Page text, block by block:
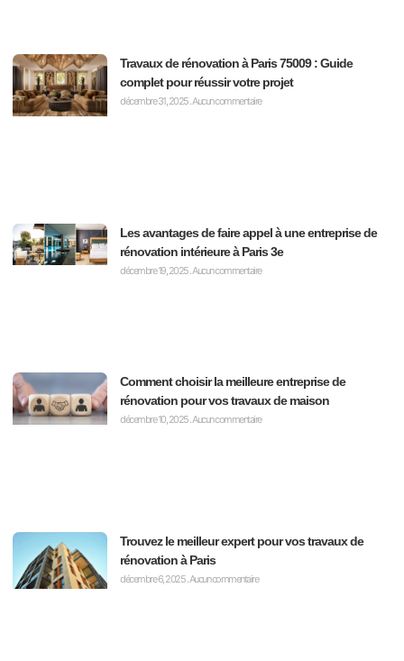
Travaux de rénovation à Paris 75009 : Guide
complet pour réussir votre projet
décembre 31, 2025Aucun commentaire
Les avantages de faire appel à une entreprise de
rénovation intérieure à Paris 3e
décembre 19, 2025 Aucun commentaire
Comment choisir la meilleure entreprise de
rénovation pour vos travaux de maison
décembre 10, 2025Aucun commentaire
Trouvez le meilleur expert pour vos travaux de
rénovation à Paris
décembre 6, 2025 Aucun commentaire